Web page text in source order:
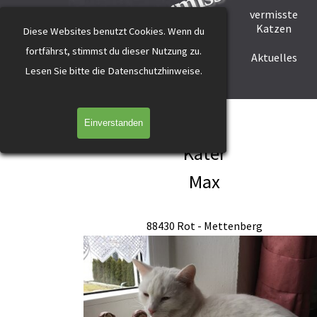
Diese Websites benutzt Cookies. Wenn du
fortfährst, stimmst du dieser Nutzung zu.
Lesen Sie bitte die Datenschutzhinweise.
Einverstanden
Direkt zum Seiteninhalt
vermisste
Katzen
Helfer werden Helfer gesucht Aktuelles
Max Rettenberg weiss
Kater
Max
88430 Rot - Mettenberg